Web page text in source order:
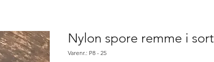
Nylon spore remme i sort
Varenr.: P8 - 25